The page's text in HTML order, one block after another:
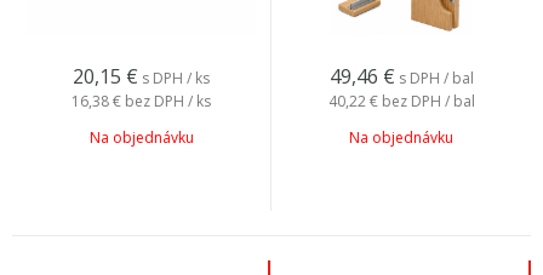
20,15 € s DPH / ks
16,38 € bez DPH / ks
Na objednávku
49,46 € s DPH / bal
40,22 € bez DPH / bal
Na objednávku